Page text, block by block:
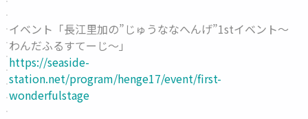
イベント「長江里加の”じゅうななへんげ”1stイベント〜
わんだふるすてーじ〜」
https://seaside-
station.net/program/henge17/event/first-
wonderfulstage